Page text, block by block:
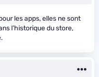
les apps, elles ne sont
l’historique du store,